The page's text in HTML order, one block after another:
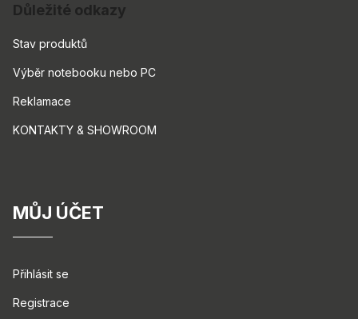
Důležité odkazy
Stav produktů
Výběr notebooku nebo PC
Reklamace
KONTAKTY & SHOWROOM
MŮJ ÚČET
Přihlásit se
Registrace